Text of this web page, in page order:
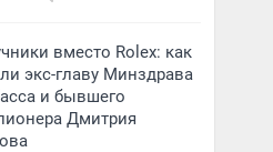
вместо Rolex: как
экс-главу Минздрава
и бывшего
Дмитрия